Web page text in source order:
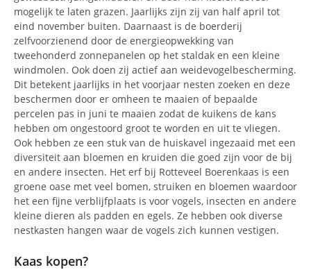
mogelijk te laten grazen. Jaarlijks zijn zij van half april tot
eind november buiten. Daarnaast is de boerderij
zelfvoorzienend door de energieopwekking van
tweehonderd zonnepanelen op het staldak en een kleine
windmolen. Ook doen zij actief aan weidevogelbescherming.
Dit betekent jaarlijks in het voorjaar nesten zoeken en deze
beschermen door er omheen te maaien of bepaalde
percelen pas in juni te maaien zodat de kuikens de kans
hebben om ongestoord groot te worden en uit te vliegen.
Ook hebben ze een stuk van de huiskavel ingezaaid met een
diversiteit aan bloemen en kruiden die goed zijn voor de bij
en andere insecten. Het erf bij Rotteveel Boerenkaas is een
groene oase met veel bomen, struiken en bloemen waardoor
het een fijne verblijfplaats is voor vogels, insecten en andere
kleine dieren als padden en egels. Ze hebben ook diverse
nestkasten hangen waar de vogels zich kunnen vestigen.
Kaas kopen?